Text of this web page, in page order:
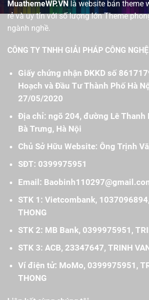
MuathemeWP.VNlà website bán theme
rẻ và uy tín với số lượng lớn Theme
ngành nghề.
CÔNG TY TNHH GIẢI PHÁP CÔNG
Giấy chứng nhận ĐKKD số
Hoạch và Đầu Tư Thành Phố Hà
27/05/2020
Địa chỉ: ngõ 204, đường Lê Thanh
Bà Trưng, Hà Nội
Chủ Sở Hữu Website: Ông Trịnh
SĐT: 0399975951
Email:
STK 1: Vietcombank,
THONG
STK 2: MB Bank, 0399975951,
STK 3: ACB, 23347647, TRINH
Ví điện tử: MoMo, 0399975951,
THONG